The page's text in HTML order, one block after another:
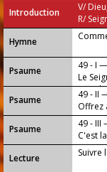
Introduction
V/
R/
...
Hymne
Psaume
49 - I —
Le
Psaume
49 - II
Offrez
Psaume
49 - III
C'est
Lecture
Suivre